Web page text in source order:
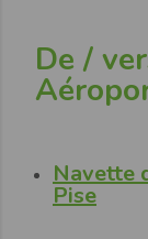
De /
Navette
Pise